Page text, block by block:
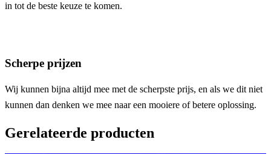
in tot de beste keuze te komen.
Scherpe prijzen
Wij kunnen bijna altijd mee met de scherpste prijs, en als we dit niet
kunnen dan denken we mee naar een mooiere of betere oplossing.
Gerelateerde producten